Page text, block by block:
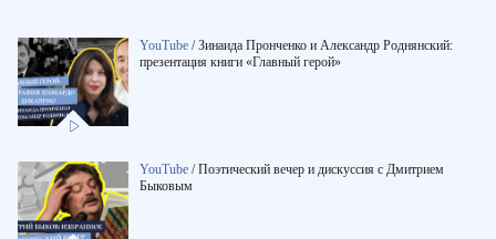
YouTube /Зинаида Пронченко и Александр Роднянский:
презентация книги «Главный герой»
YouTube /Поэтический вечер и дискуссия с Дмитрием
Быковым